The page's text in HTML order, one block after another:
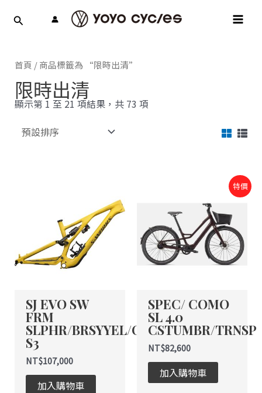
首頁 / 商品標籤為 “限時出清”
限時出清
顯示第 1 至 21 項結果，共 73 項
SJ EVO SW
FRM
SLPHR/BRSYYEL/OLVGRN
S3
NT$107,000
加入購物車
特價
SPEC/ COMO
SL 4.0
CSTUMBR/TRNSP
NT$82,600
加入購物車